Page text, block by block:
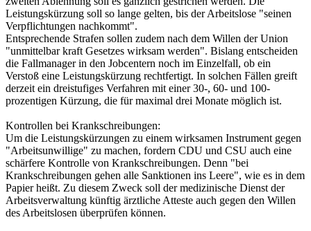
Leistungskürzung soll so lange gelten, bis der Arbeitslose "seinen
Verpflichtungen nachkommt".
Entsprechende Strafen sollen zudem nach dem Willen der Union
"unmittelbar kraft Gesetzes wirksam werden". Bislang entscheiden
die Fallmanager in den Jobcentern noch im Einzelfall, ob ein
Verstoß eine Leistungskürzung rechtfertigt. In solchen Fällen greift
derzeit ein dreistufiges Verfahren mit einer 30-, 60- und 100-
prozentigen Kürzung, die für maximal drei Monate möglich ist.
Kontrollen bei Krankschreibungen:
Um die Leistungskürzungen zu einem wirksamen Instrument gegen
"Arbeitsunwillige" zu machen, fordern CDU und CSU auch eine
schärfere Kontrolle von Krankschreibungen. Denn "bei
Krankschreibungen gehen alle Sanktionen ins Leere", wie es in dem
Papier heißt. Zu diesem Zweck soll der medizinische Dienst der
Arbeitsverwaltung künftig ärztliche Atteste auch gegen den Willen
des Arbeitslosen überprüfen können.